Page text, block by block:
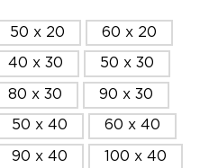
50 x 20 60 x 20
40 x 30 50 x 30
80 x 30 90 x 30
50 x 40 60 x 40
90 x 40 100 x 40